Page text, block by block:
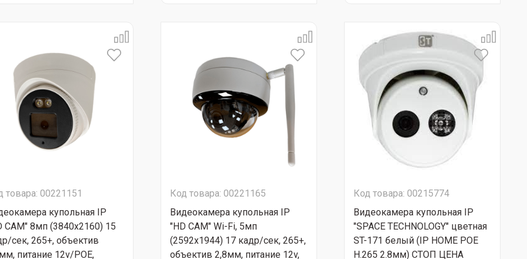
товара: 00221151
купольная IP
CAM" 8мп (3840х2160) 15
сек, 265+, объектив
питание 12v/РОЕ,
Код товара: 00221165
Видеокамера купольная IP
"HD CAM" Wi-Fi, 5мп
(2592x1944) 17 кадр/сек, 265+,
объектив 2,8мм, питание 12v,
Код товара: 00215774
Видеокамера купольная IP
"SPACE TECHNOLOGY" цветная
ST-171 белый (IP HOME POE
H.265 2.8мм) СТОП ЦЕНА